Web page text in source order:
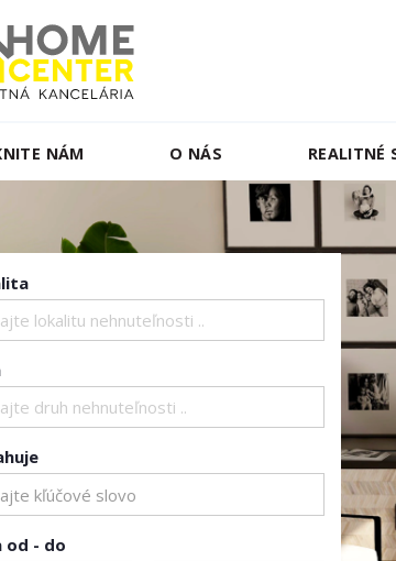
NÁM O NÁS REALITNÉ
lokalitu nehnuteľnosti ..
druh nehnuteľnosti ..
od - do